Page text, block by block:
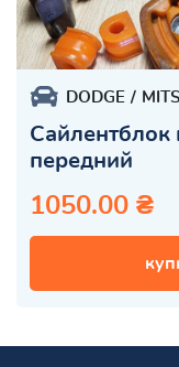
DODGE
Сайлентблок
передний
1050.00 ₴